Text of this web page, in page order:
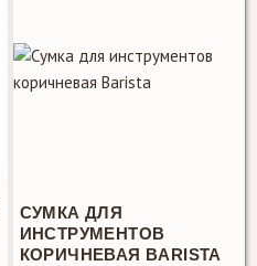
СУМКА ДЛЯ
ИНСТРУМЕНТОВ
КОРИЧНЕВАЯ BARISTA